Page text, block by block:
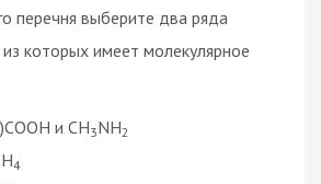
перечня выберите два ряда
которых имеет молекулярное
)COOH и CH3NH2
4